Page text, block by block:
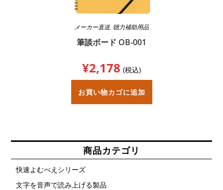
メーカー直送, 聴力補助用品
筆談ボード OB-001
¥2,178 (税込)
お買い物カゴに追加
商品カテゴリ
快速よむべえシリーズ
文字を音声で読み上げる製品